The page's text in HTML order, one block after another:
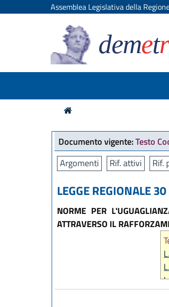
Assemblea Legislativa della
demetr
Documento vigente:Testo
Argomenti
Rif. attivi Rif.
LEGGE REGIONALE
NORME PER
ATTRAVERSO IL